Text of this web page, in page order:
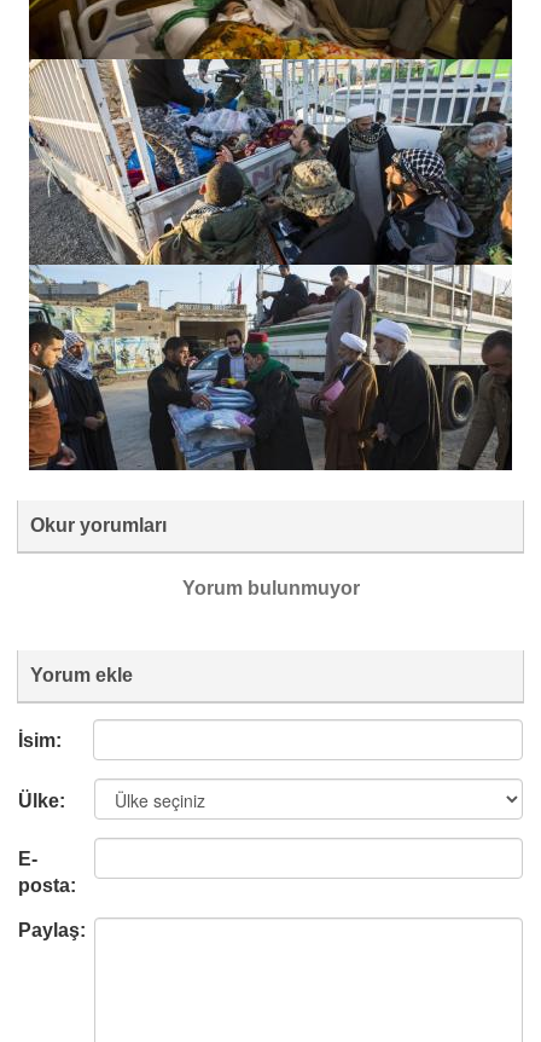
Okur yorumları
Yorum bulunmuyor
Yorum ekle
İsim:
Ülke:
E-
posta:
Paylaş: